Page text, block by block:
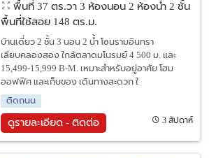
พื้นที่ 37 ตร.วา 3 ห้องนอน 2 ห้องน้ำ 2 ชั้น
พื้นที่ใช้สอย 148 ตร.ม.
บ้านเดี่ยว 2 ชั้น 3 นอน 2 น้ำ โซนรามอินทรา
เลียบคลองสอง ใกล้ตลาดมโนรมย์ 4 500 ม. และ
15,499-15,999 B-M. เหมาะสำหรับอยู่อาศัย โฮม
ออฟฟิศ และเก็บของ เดินทางสะดวก ใ
ติดถนน
ดูรายละเอียด - ติดต่อ 3 สัปดาห์